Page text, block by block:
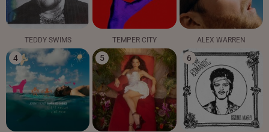
TEDDY SWIMS TEMPER CITY ALEX WARREN
4 5 6